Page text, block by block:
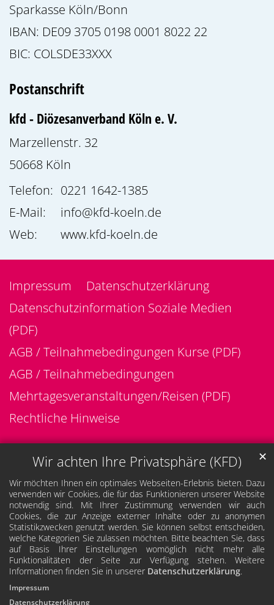
Wir achten Ihre Privatsphäre (KFD)
Wir möchten Ihnen ein optimales Webseiten-Erlebnis bieten. Dazu
verwenden wir Cookies, die für das Funktionieren unserer Website
notwendig sind. Mit Ihrer Zustimmung verwenden wir auch
Cookies, die zur Anzeige externer Inhalte oder zu anonymen
Statistikzwecken genutzt werden. Sie können selbst entscheiden,
welche Kategorien Sie zulassen möchten. Bitte beachten Sie, dass
auf Basis Ihrer Einstellungen womöglich nicht mehr alle
Funktionalitäten der Seite zur Verfügung stehen. Weitere
Informationen finden Sie in unserer Datenschutzerklärung.
✕
Impressum
Datenschutzerklärung
Sparkasse Köln/Bonn
IBAN: DE09 3705 0198 0001 8022 22
BIC: COLSDE33XXX
Postanschrift
kfd - Diözesanverband Köln e. V.
Marzellenstr. 32
50668 Köln
Telefon: 0221 1642-1385
E-Mail:
info@kfd-koeln.de
Web:
www.kfd-koeln.de
Impressum
Datenschutzerklärung
Datenschutzinformation Soziale Medien
(PDF)
AGB / Teilnahmebedingungen Kurse (PDF)
AGB / Teilnahmebedingungen
Mehrtagesveranstaltungen/Reisen (PDF)
Rechtliche Hinweise